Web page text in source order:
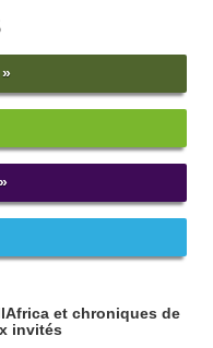
et chroniques de
invités